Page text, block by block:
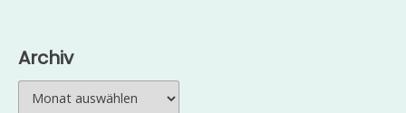
Archiv
Archiv